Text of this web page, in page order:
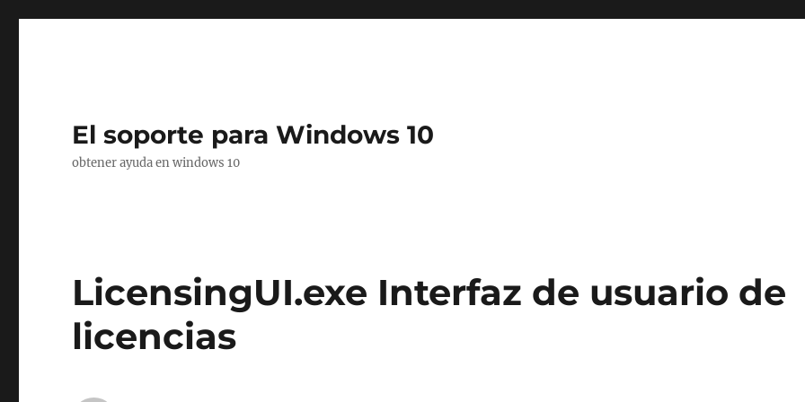
El soporte para Windows 10
obtener ayuda en windows 10
LicensingUI.exe Interfaz de usuario de
licencias